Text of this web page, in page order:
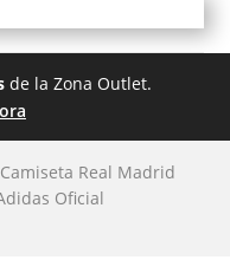
de la Zona Outlet.
Real Madrid
Oficial